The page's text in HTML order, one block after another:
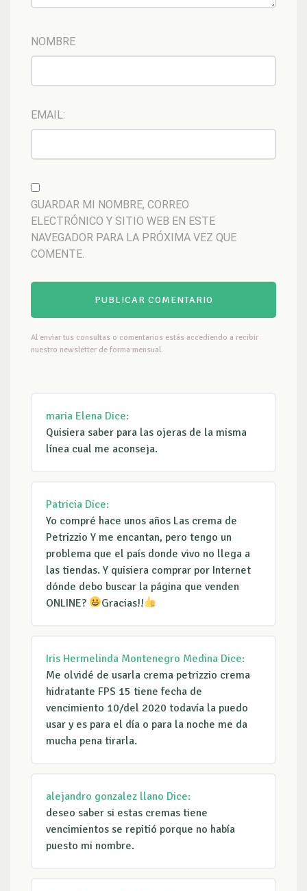
NOMBRE
EMAIL:
GUARDAR MI NOMBRE, CORREO
ELECTRÓNICO Y SITIO WEB EN ESTE
NAVEGADOR PARA LA PRÓXIMA VEZ QUE
COMENTE.
Al enviar tus consultas o comentarios estás accediendo a recibir
nuestro newsletter de forma mensual.
maria Elena Dice:
Quisiera saber para las ojeras de la misma
línea cual me aconseja.
Patricia Dice:
Yo compré hace unos años Las crema de
Petrizzio Y me encantan, pero tengo un
problema que el país donde vivo no llega a
las tiendas. Y quisiera comprar por Internet
dónde debo buscar la página que venden
ONLINE?
Gracias!!
Iris Hermelinda Montenegro Medina Dice:
Me olvidé de usarla crema petrizzio crema
hidratante FPS 15 tiene fecha de
vencimiento 10/del 2020 todavía la puedo
usar y es para el día o para la noche me da
mucha pena tirarla.
alejandro gonzalez llano Dice:
deseo saber si estas cremas tiene
vencimientos se repitió porque no había
puesto mi nombre.